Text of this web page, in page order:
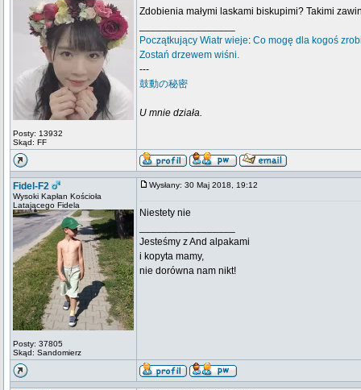
Posty: 13932
Skąd: FF
Zdobienia małymi laskami biskupimi? Takimi
Początkujący Wiatr wieje: Co mogę dla kogoś
Zostań drzewem wiśni.
---
鼓動の秘密
U mnie działa.
Fidel-F2
Wysoki Kapłan Kościoła
Latającego Fidela
Posty: 37805
Skąd: Sandomierz
Wysłany: 30 Maj 2018, 19:12
Niestety nie
Jesteśmy z And alpakami
i kopyta mamy,
nie dorówna nam nikt!